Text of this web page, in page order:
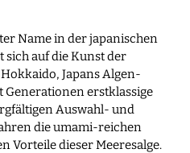
Name in der japanischen
auf die Kunst der
Japans Algen-
Generationen erstklassige
Auswahl- und
die umami-reichen
Vorteile dieser Meeresalge.